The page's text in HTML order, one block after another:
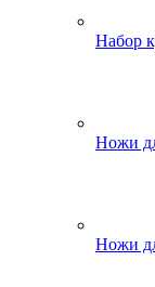
Набор
Ножи
Ножи